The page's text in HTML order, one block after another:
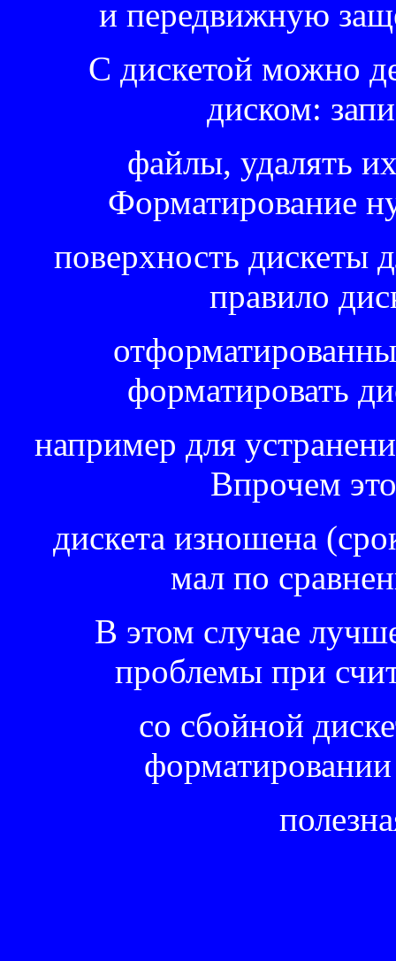
и передвижную
С дискетой можно
диском:
файлы, удалять
Форматирование
поверхность дискеты
правило
форматировать
например для
Впрочем
дискета изношена
мал по
В этом случае
проблемы при
со сбойной
форматировании